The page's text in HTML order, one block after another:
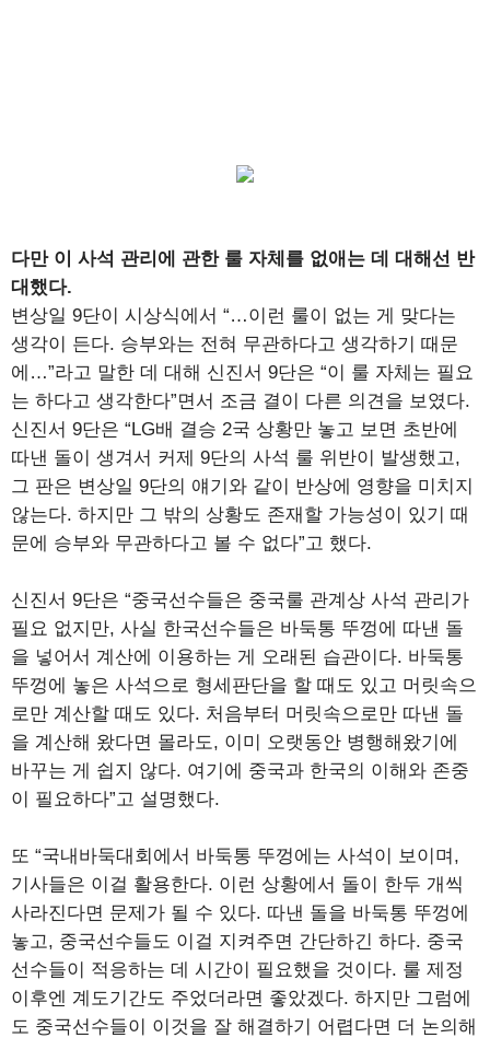
다만 이 사석 관리에 관한 룰 자체를 없애는 데 대해선 반
대했다.
변상일 9단이 시상식에서 “…이런 룰이 없는 게 맞다는
생각이 든다. 승부와는 전혀 무관하다고 생각하기 때문
에…”라고 말한 데 대해 신진서 9단은 “이 룰 자체는 필요
는 하다고 생각한다”면서 조금 결이 다른 의견을 보였다.
신진서 9단은 “LG배 결승 2국 상황만 놓고 보면 초반에
따낸 돌이 생겨서 커제 9단의 사석 룰 위반이 발생했고,
그 판은 변상일 9단의 얘기와 같이 반상에 영향을 미치지
않는다. 하지만 그 밖의 상황도 존재할 가능성이 있기 때
문에 승부와 무관하다고 볼 수 없다”고 했다.
신진서 9단은 “중국선수들은 중국룰 관계상 사석 관리가
필요 없지만, 사실 한국선수들은 바둑통 뚜껑에 따낸 돌
을 넣어서 계산에 이용하는 게 오래된 습관이다. 바둑통
뚜껑에 놓은 사석으로 형세판단을 할 때도 있고 머릿속으
로만 계산할 때도 있다. 처음부터 머릿속으로만 따낸 돌
을 계산해 왔다면 몰라도, 이미 오랫동안 병행해왔기에
바꾸는 게 쉽지 않다. 여기에 중국과 한국의 이해와 존중
이 필요하다”고 설명했다.
또 “국내바둑대회에서 바둑통 뚜껑에는 사석이 보이며,
기사들은 이걸 활용한다. 이런 상황에서 돌이 한두 개씩
사라진다면 문제가 될 수 있다. 따낸 돌을 바둑통 뚜껑에
놓고, 중국선수들도 이걸 지켜주면 간단하긴 하다. 중국
선수들이 적응하는 데 시간이 필요했을 것이다. 룰 제정
이후엔 계도기간도 주었더라면 좋았겠다. 하지만 그럼에
도 중국선수들이 이것을 잘 해결하기 어렵다면 더 논의해